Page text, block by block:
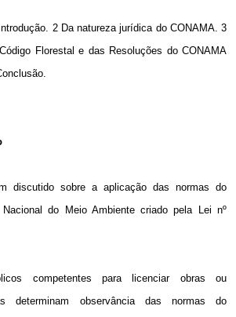
2 Da natureza jurídica do CONAMA. 3
Florestal e das Resoluções do CONAMA
discutido sobre a aplicação das normas do
do Meio Ambiente criado pela Lei nº
competentes para licenciar obras ou
determinam observância das normas do